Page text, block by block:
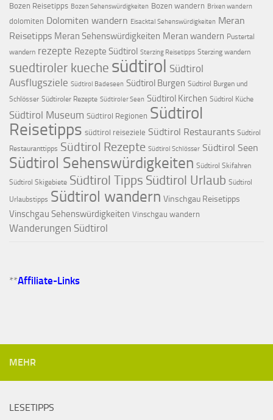
Bozen Reisetipps Bozen Sehenswürdigkeiten Bozen wandern Brixen wandern
dolomiten Dolomiten wandern Eisacktal Sehenswürdigkeiten Meran
Reisetipps Meran Sehenswürdigkeiten Meran wandern Pustertal
wandern rezepte Rezepte Südtirol Sterzing Reisetipps Sterzing wandern
suedtiroler kueche südtirol Südtirol
Ausflugsziele Südtirol Badeseen Südtirol Burgen Südtirol Burgen und
Schlösser Südtiroler Rezepte Südtiroler Seen Südtirol Kirchen Südtirol Küche
Südtirol Museum Südtirol Regionen Südtirol
Reisetipps südtirol reiseziele Südtirol Restaurants Südtirol
Restauranttipps Südtirol Rezepte Südtirol Schlösser Südtirol Seen
Südtirol Sehenswürdigkeiten Südtirol Skifahren
Südtirol Skigebiete Südtirol Tipps Südtirol Urlaub Südtirol
Urlaubstipps Südtirol wandern Vinschgau Reisetipps
Vinschgau Sehenswürdigkeiten Vinschgau wandern
Wanderungen Südtirol
**Affiliate-Links
MEHR
LESETIPPS